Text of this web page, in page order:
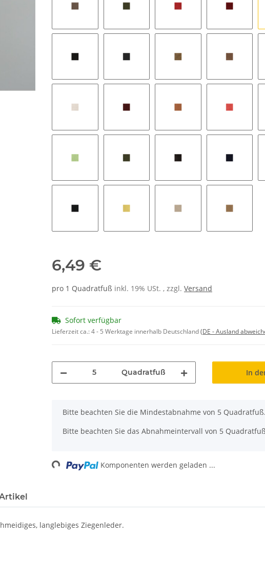
1025 1195 1523 1556
2599 2728 2773 604
blush bordeaux cognac feuer
mint moos nougat pacific
6,49 €
pro 1 Quadratfuß inkl. 19% USt. , zzgl. Versand
Sofort verfügbar
Lieferzeit ca.:4 - 5 Werktage innerhalb Deutschland(DE - Ausland
Quadratfuß In
x
Bitte beachten Sie die Mindestabnahme von 5 Quadratfuß.
Bitte beachten Sie das Abnahmeintervall von 5
Loading... Komponenten werden geladen ...
langlebiges Ziegenleder.